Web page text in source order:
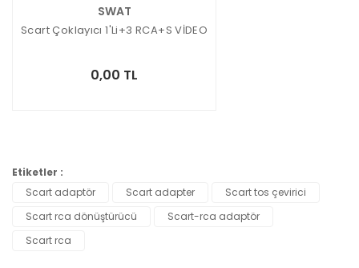
SWAT
Scart Çoklayıcı 1'Li+3 RCA+S VİDEO
0,00 TL
Etiketler :
Scart adaptör
Scart adapter
Scart tos çevirici
Scart rca dönüştürücü
Scart-rca adaptör
Scart rca